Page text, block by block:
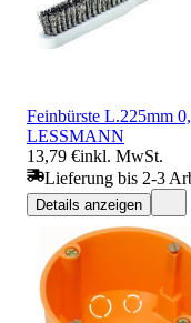
Feinbürste L.225mm
LESSMANN
13,79 €inkl. MwSt.
Lieferung bis 2-3
Details anzeigen